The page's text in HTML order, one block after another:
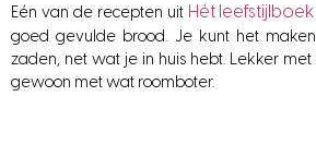
Eén van de recepten uit Hét leefstijlboek
goed gevulde brood. Je kunt het
zaden, net wat je in huis hebt. Lekker
gewoon met wat roomboter.